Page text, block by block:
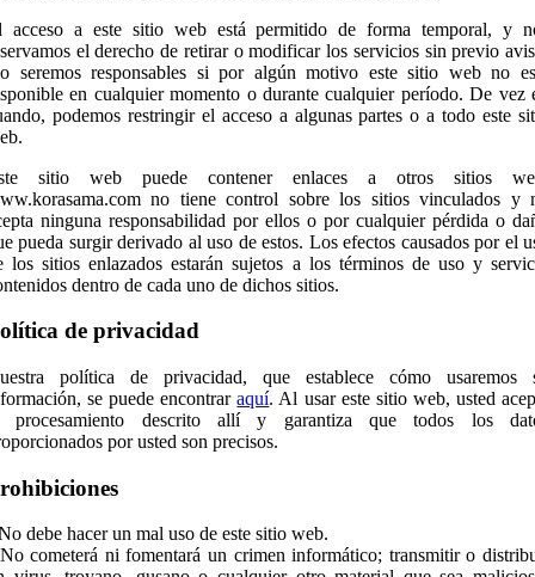
acceso a este sitio web está permitido de forma temporal, y
el derecho de retirar o modificar los servicios sin previo
seremos responsables si por algún motivo este sitio web no
en cualquier momento o durante cualquier período. De vez
podemos restringir el acceso a algunas partes o a todo este
sitio web puede contener enlaces a otros sitios
no tiene control sobre los sitios vinculados y
ninguna responsabilidad por ellos o por cualquier pérdida o
pueda surgir derivado al uso de estos. Los efectos causados por el
los sitios enlazados estarán sujetos a los términos de uso y
dentro de cada uno de dichos sitios.
de privacidad
política de privacidad, que establece cómo usaremos
se puede encontraraquí. Al usar este sitio web, usted
procesamiento descrito allí y garantiza que todos los
por usted son precisos.
debe hacer un mal uso de este sitio web.
cometerá ni fomentará un crimen informático; transmitir o